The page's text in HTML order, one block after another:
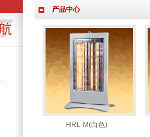
产品中心
HRL-M(白色)